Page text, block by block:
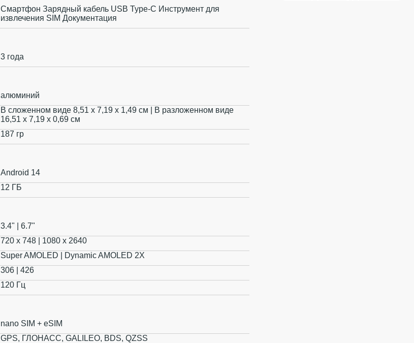
Смартфон Зарядный кабель USB Type-C Инструмент для
извлечения SIM Документация
3 года
алюминий
В сложенном виде 8,51 x 7,19 x 1,49 см | В разложенном виде
16,51 x 7,19 x 0,69 см
187 гр
Android 14
12 ГБ
3.4" | 6.7"
720 x 748 | 1080 x 2640
Super AMOLED | Dynamic AMOLED 2X
306 | 426
120 Гц
nano SIM + eSIM
GPS, ГЛОНАСС, GALILEO, BDS, QZSS